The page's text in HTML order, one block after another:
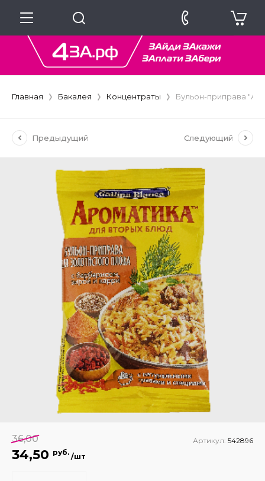
Главная Бакалея Концентраты Бульон-приправа
Предыдущий Следующий
36,00
34,50 руб. /шт
Артикул: 542896